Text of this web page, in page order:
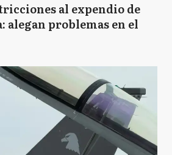
al expendio de
alegan problemas en el